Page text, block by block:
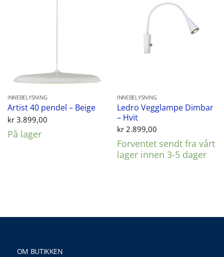
INNEBELYSNING
Artist 40 pendel – Beige
kr3.899,00
På lager
INNEBELYSNING
Ledro Vegglampe Dimbar
– Hvit
kr2.899,00
Forventet sendt fra vårt
lager innen 3-5 dager
OM BUTIKKEN